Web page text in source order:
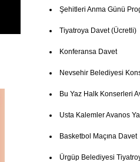
Şehitleri Anma Günü
Tiyatroya Davet (Ücretli)
Konferansa Davet
Nevsehir Belediyesi
Bu Yaz Halk Konserleri
Usta Kalemler Avanos
Basketbol Maçına Davet
Ürgüp Belediyesi